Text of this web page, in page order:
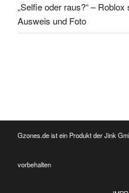
„Selfie oder raus?“ –
Ausweis und Foto
Gzones.de ist ein Produkt der Jink
vorbehalten